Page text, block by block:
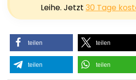
Leihe. Jetzt 30 Tage
teilen teilen
teilen teilen